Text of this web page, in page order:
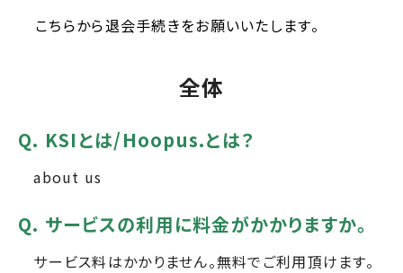
こちらから退会手続きをお願いいたします。
全体
Q. KSIとは/Hoopus.とは？
about us
Q. サービスの利用に料金がかかりますか。
サービス料はかかりません。無料でご利用頂けます。